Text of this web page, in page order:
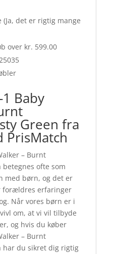
(Ja, det er rigtig mange
over kr. 599.00
Baby
Green fra
PrisMatch
– Burnt
betegnes ofte som
med børn, og det er
forældres erfaringer
Når vores børn er i
om, at vi vil tilbyde
og hvis du køber
– Burnt
har du sikret dig rigtig